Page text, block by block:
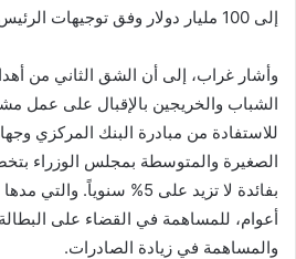
إلى 100 مليار دولار وفق توجيهات الرئيس عبدالفتاح السيسي .
وأشار غراب، إلى أن الشق الثاني من
الشباب والخريجين بالإقبال على عمل
للاستفادة من مبادرة البنك المركزي
أعوام، للمساهمة في القضاء على البطالة
والمساهمة في زيادة الصادرات.